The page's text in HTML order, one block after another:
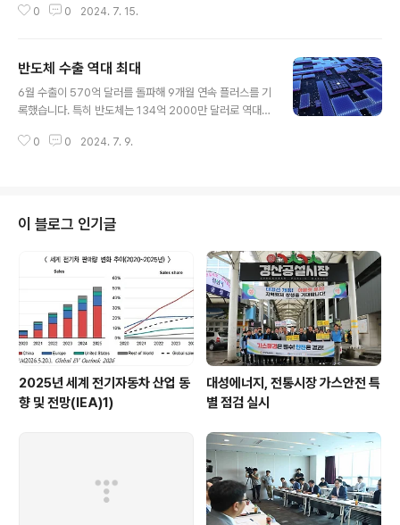
공장 착공식을 개최했습니다. 여기에는 산업통상자원부 강
롯데바이오로직스를 출범했습니다. 이후 2023년 해외 바
이오의약품 생산 공장을 인수해 CDMO 시장에 진출했습
니다. 사진 출처 : 롯데바이오로직스 홈페이지 롯데 측은 2
품 생산 공장 3기를 건설해 글로벌 수준의 제조 경쟁력을
0 0 2024. 7. 15.
반도체 수출 역대 최대
6월 수출이 570억 달러를 돌파해 9개월 연속 플러스를 기
록했습니다. 특히 반도체는 134억 2000만 달러로 역대
각각 11개월과 6개월 연속 증가했습니다. 지역별로는 미
로 13개월 연속 흑자 흐름을 이어갔고, 올해 상반기 누적
무역흑자 규모도 231억 달러로 6년 만에 최대치를 기록했
습니다. ▶ 수출 570억 7000만 달러(전년 동월 대비 5.
1% ↑)▶ 수입 490억 7000만 달러(전년 동월 대비 7.
5% ↓)▶ 무역수지 80억 달러 흑자(13개월 연속 흑
0 0 2024. 7. 9.
이 블로그 인기글
2025년 세계 전기자동차 산업 동
향 및 전망(IEA)1)
대성에너지, 전통시장 가스안전 특
별 점검 실시